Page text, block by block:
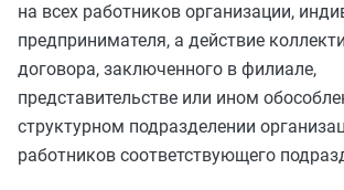
на всех работников организации,
предпринимателя, а действие
договора, заключенного в филиале,
представительстве или ином
структурном подразделении
работников соответствующего